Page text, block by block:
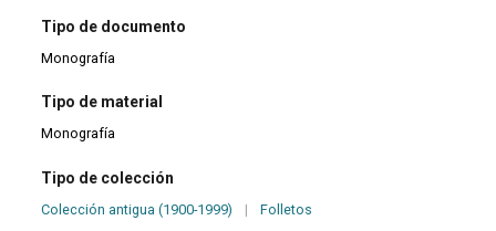
Tipo de documento
Monografía
Tipo de material
Monografía
Tipo de colección
Colección antigua (1900-1999) | Folletos